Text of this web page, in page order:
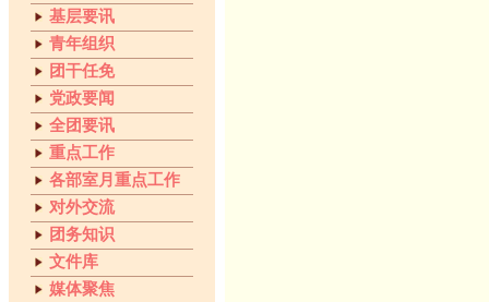
基层要讯
青年组织
团干任免
党政要闻
全团要讯
重点工作
各部室月重点工作
对外交流
团务知识
文件库
媒体聚焦